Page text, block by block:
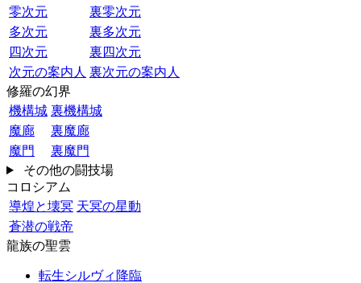
零次元
裏零次元
多次元
裏多次元
四次元
裏四次元
次元の案内人 裏次元の案内人
修羅の幻界
機構城 裏機構城
魔廊
裏魔廊
魔門
裏魔門
その他の闘技場
コロシアム
導煌と壊冥 天冥の星動
蒼潜の戦帝
龍族の聖雲
転生シルヴィ降臨